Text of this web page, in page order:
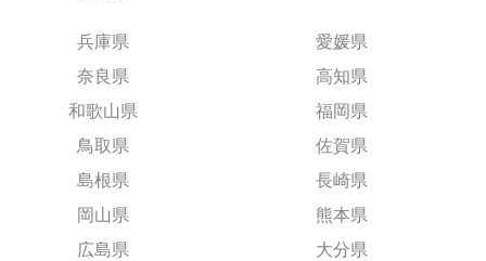
兵庫県
奈良県
和歌山県
鳥取県
島根県
岡山県
広島県
愛媛県
高知県
福岡県
佐賀県
長崎県
熊本県
大分県